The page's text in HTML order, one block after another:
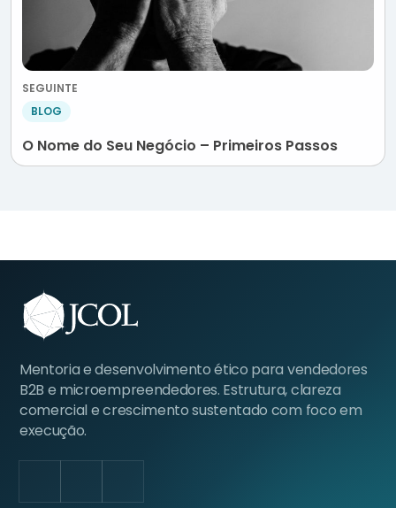
SEGUINTE
BLOG
O Nome do Seu Negócio – Primeiros Passos
Mentoria e desenvolvimento ético para vendedores
B2B e microempreendedores. Estrutura, clareza
comercial e crescimento sustentado com foco em
execução.